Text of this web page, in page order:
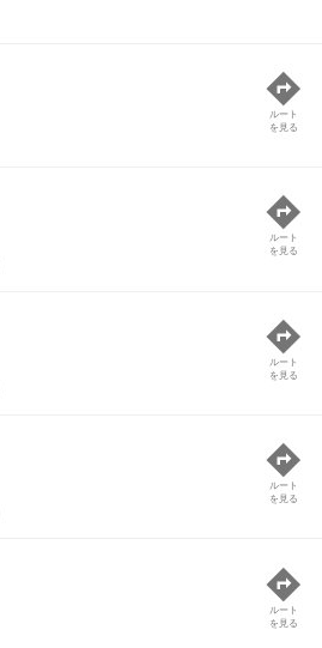
ルート
を見る
ルート
を見る
ルート
を見る
ルート
を見る
ルート
を見る